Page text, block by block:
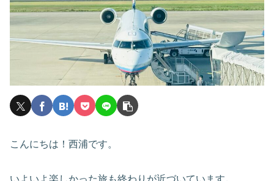
こんにちは！西浦です。
いよいよ楽しかった旅も終わりが近づいています。